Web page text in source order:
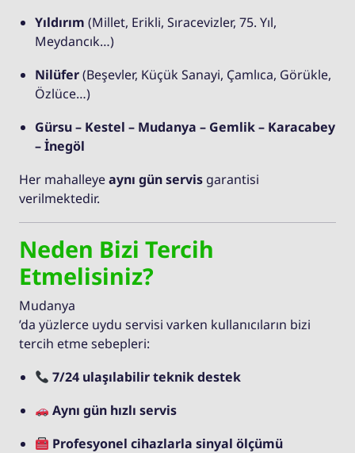
Yıldırım (Millet, Erikli, Sıracevizler, 75. Yıl,
Meydancık…)
Nilüfer(Beşevler, Küçük Sanayi, Çamlıca, Görükle,
Özlüce…)
Gürsu – Kestel – Mudanya – Gemlik – Karacabey
– İnegöl
Her mahalleyeaynı gün servis garantisi
verilmektedir.
Neden Bizi Tercih
Etmelisiniz?
Mudanya
’da yüzlerce uydu servisi varken kullanıcıların bizi
tercih etme sebepleri:
7/24 ulaşılabilir teknik destek
Aynı gün hızlı servis
Profesyonel cihazlarla sinyal ölçümü